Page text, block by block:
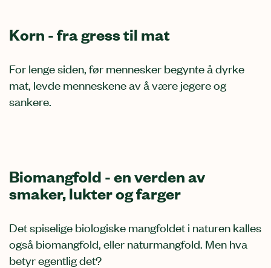
Korn - fra gress til mat
For lenge siden, før mennesker begynte å dyrke
mat, levde menneskene av å være jegere og
sankere.
Biomangfold - en verden av
smaker, lukter og farger
Det spiselige biologiske mangfoldet i naturen kalles
også biomangfold, eller naturmangfold. Men hva
betyr egentlig det?